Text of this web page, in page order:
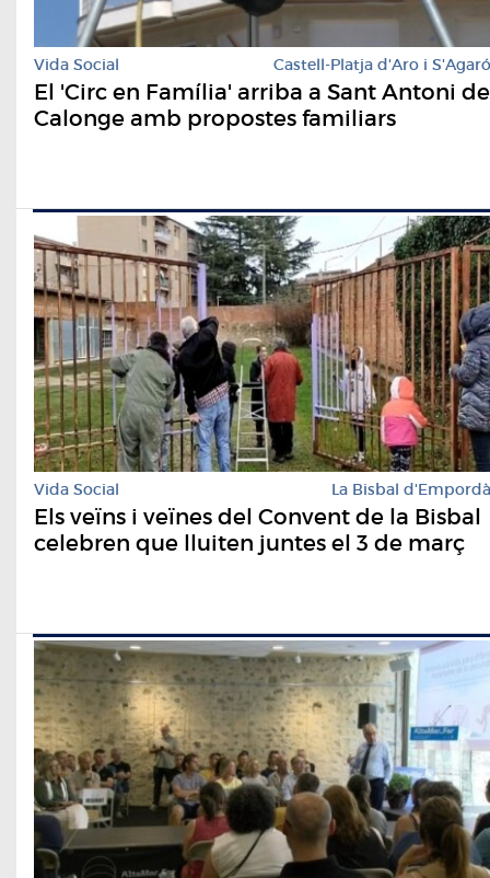
Vida Social Castell-Platja d'Aro i S'Agaró
El 'Circ en Família' arriba a Sant Antoni de
Calonge amb propostes familiars
Vida Social La Bisbal d'Empordà
Els veïns i veïnes del Convent de la Bisbal
celebren que lluiten juntes el 3 de març